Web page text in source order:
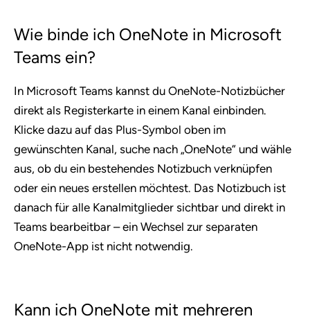
Wie binde ich OneNote in Microsoft
Teams ein?
In Microsoft Teams kannst du OneNote-Notizbücher
direkt als Registerkarte in einem Kanal einbinden.
Klicke dazu auf das Plus-Symbol oben im
gewünschten Kanal, suche nach „OneNote“ und wähle
aus, ob du ein bestehendes Notizbuch verknüpfen
oder ein neues erstellen möchtest. Das Notizbuch ist
danach für alle Kanalmitglieder sichtbar und direkt in
Teams bearbeitbar – ein Wechsel zur separaten
OneNote-App ist nicht notwendig.
Kann ich OneNote mit mehreren